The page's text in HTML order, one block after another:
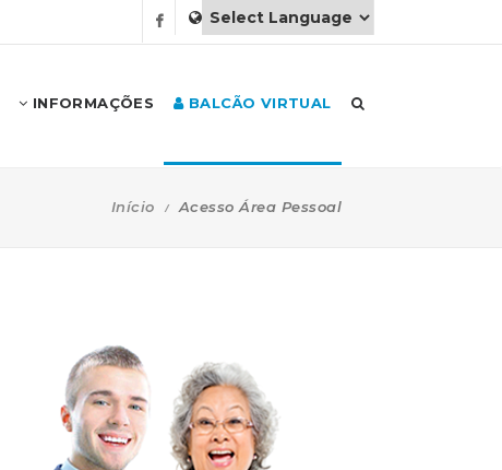
INFORMAÇÕES BALCÃO VIRTUAL
Início Acesso Área Pessoal